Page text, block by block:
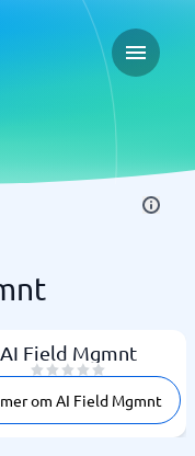
Open
AI Field Mgmnt
mer om AI Field Mgmnt